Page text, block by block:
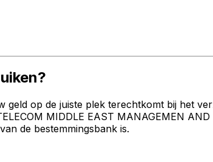
op de juiste plek terechtkomt bij het
MIDDLE EAST MANAGEMEN
de bestemmingsbank is.